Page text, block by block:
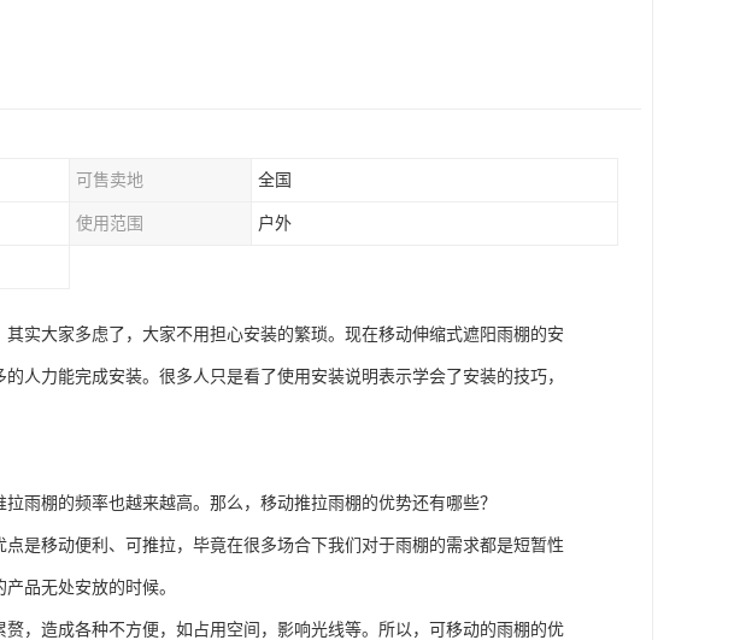
可售卖地 全国
使用范围 户外
实大家多虑了，大家不用担心安装的繁琐。现在移动伸缩式遮阳雨棚的安
人力能完成安装。很多人只是看了使用安装说明表示学会了安装的技巧，
雨棚的频率也越来越高。那么，移动推拉雨棚的优势还有哪些？
是移动便利、可推拉，毕竟在很多场合下我们对于雨棚的需求都是短暂性
品无处安放的时候。
，造成各种不方便，如占用空间，影响光线等。所以，可移动的雨棚的优